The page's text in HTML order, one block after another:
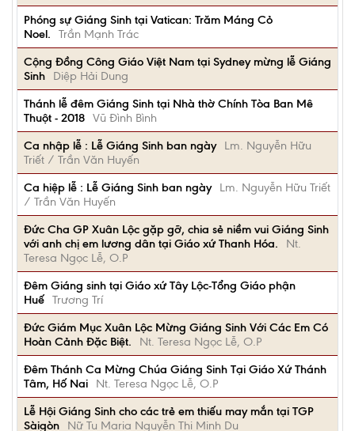
Phóng sự Giáng Sinh tại Vatican: Trăm Máng Cỏ
Noel.
Trần Mạnh Trác
Cộng Đồng Công Giáo Việt Nam tại Sydney mừng lễ Giáng
Sinh
Diệp Hải Dung
Thánh lễ đêm Giáng Sinh tại Nhà thờ Chính Tòa Ban Mê
Thuột - 2018 Vũ Đình Bình
Ca nhập lễ : Lễ Giáng Sinh ban ngày
Lm. Nguyễn Hữu
Triết / Trần Văn Huyến
Ca hiệp lễ : Lễ Giáng Sinh ban ngày
Lm. Nguyễn Hữu Triết
/ Trần Văn Huyến
Đức Cha GP Xuân Lộc gặp gỡ, chia sẻ niềm vui Giáng Sinh
với anh chị em lương dân tại Giáo xứ Thanh Hóa.
Nt.
Teresa Ngọc Lễ, O.P
Đêm Giáng sinh tại Giáo xứ Tây Lộc-Tổng Giáo phận
Huế Trương Trí
Đức Giám Mục Xuân Lộc Mừng Giáng Sinh Với Các Em Có
Hoàn Cảnh Đặc Biệt.
Nt. Teresa Ngọc Lễ, O.P
Đêm Thánh Ca Mừng Chúa Giáng Sinh Tại Giáo Xứ Thánh
Tâm, Hố Nai
Nt. Teresa Ngọc Lễ, O.P
Lễ Hội Giáng Sinh cho các trẻ em thiếu may mắn tại TGP
Sàigòn
Nữ Tu Maria Nguyễn Thi Minh Du